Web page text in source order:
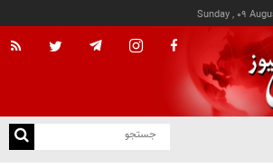
Sunday , 09